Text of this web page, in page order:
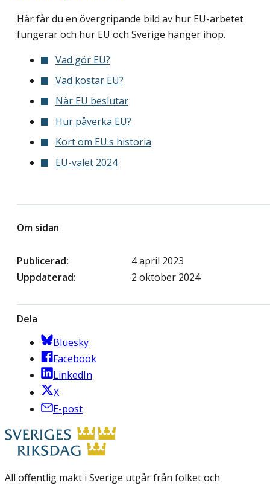
Här får du en övergripande bild av hur EU-arbetet
fungerar och hur EU och Sverige hänger ihop.
Vad gör EU?
Vad kostar EU?
När EU beslutar
Hur påverka EU?
Kort om EU:s historia
EU-valet 2024
Om sidan
Publicerad
4 april 2023
Uppdaterad
2 oktober 2024
Dela
Bluesky
Facebook
LinkedIn
X
E-post
All offentlig makt i Sverige utgår från folket och